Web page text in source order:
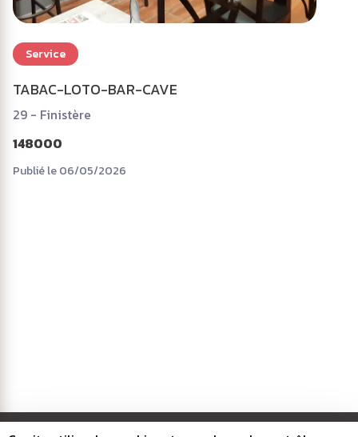
Service
TABAC-LOTO-BAR-CAVE
29 - Finistère
148000
Publié le 06/05/2026